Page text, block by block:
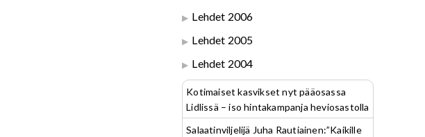
Lehdet 2006
Lehdet 2005
Lehdet 2004
Kotimaiset kasvikset nyt pääosassa
Lidlissä – iso hintakampanja heviosastolla
Salaatinviljelijä Juha Rautiainen:”Kaikille